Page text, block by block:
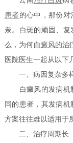
患者的心中，那份
奈。白斑的顽固、复
么，为何白癜风的治
医院医生一起从以下
一、病因复杂多
白癜风的发病机制
同的患者，其发病
方案往往难以适用于
二、治疗周期长